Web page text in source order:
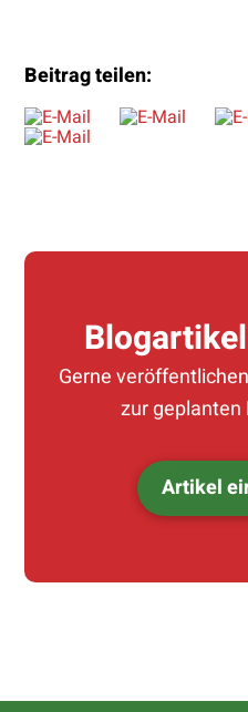
Beitrag teilen:
Gerne
zur geplanten
Artikel